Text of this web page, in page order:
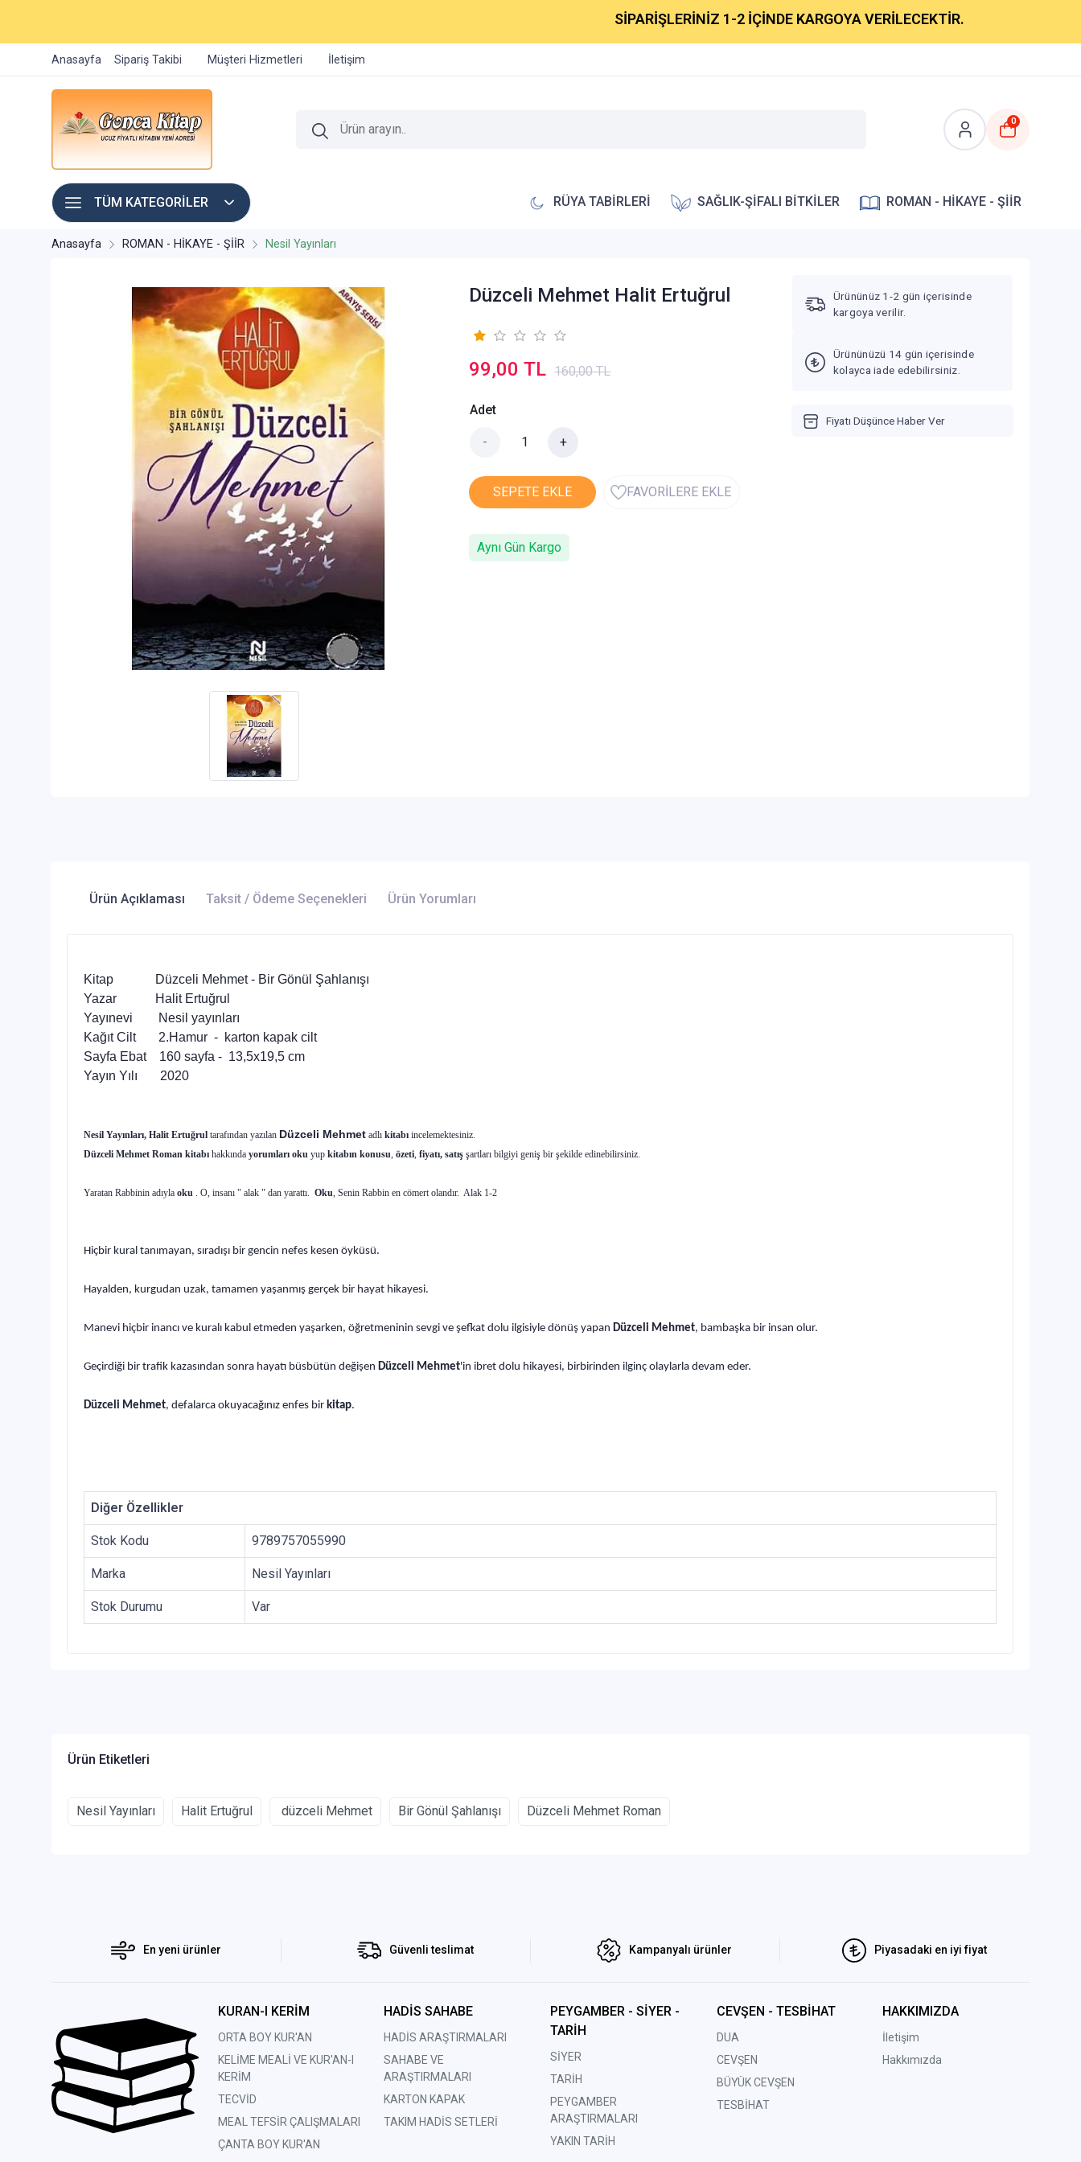
SİPARİŞLERİNİZ 1-2 İÇİNDE KARGOYA VERİLECEKTİR.
Anasayfa Sipariş Takibi Müşteri Hizmetleri İletişim
0
TÜM KATEGORİLER RÜYA TABİRLERİ SAĞLIK-ŞİFALI BİTKİLER ROMAN - HİKAYE - ŞİİR
Anasayfa ROMAN - HİKAYE - ŞİİR Nesil Yayınları
Düzceli Mehmet Halit Ertuğrul
99,00 TL 160,00 TL
Adet
- +
SEPETE EKLE FAVORİLERE EKLE
Aynı Gün Kargo
Ürününüz 1-2 gün içerisinde
kargoya verilir.
Ürününüzü 14 gün içerisinde
kolayca iade edebilirsiniz.
Fiyatı Düşünce Haber Ver
Ürün Açıklaması Taksit / Ödeme Seçenekleri Ürün Yorumları
Kitap Düzceli Mehmet - Bir Gönül Şahlanışı
Yazar Halit Ertuğrul
Yayınevi Nesil yayınları
Kağıt Cilt 2.Hamur - karton kapak cilt
Sayfa Ebat 160 sayfa - 13,5x19,5 cm
Yayın Yılı 2020
Nesil Yayınları, Halit Ertuğrul tarafından yazılan Düzceli Mehmet adlı kitabı incelemektesiniz.
Düzceli Mehmet Roman kitabı hakkında yorumları oku yup kitabın konusu, özeti, fiyatı, satış şartları bilgiyi geniş bir şekilde edinebilirsiniz.
Yaratan Rabbinin adıyla oku . O, insanı " alak " dan yarattı. Oku, Senin Rabbin en cömert olandır. Alak 1-2
Hiçbir kural tanımayan, sıradışı bir gencin nefes kesen öyküsü.
Hayalden, kurgudan uzak, tamamen yaşanmış gerçek bir hayat hikayesi.
Manevi hiçbir inancı ve kuralı kabul etmeden yaşarken, öğretmeninin sevgi ve şefkat dolu ilgisiyle dönüş yapan Düzceli Mehmet, bambaşka bir insan olur.
Geçirdiği bir trafik kazasından sonra hayatı büsbütün değişen Düzceli Mehmet'in ibret dolu hikayesi, birbirinden ilginç olaylarla devam eder.
Düzceli Mehmet, defalarca okuyacağınız enfes bir kitap.
Diğer Özellikler
Stok Kodu 9789757055990
Marka Nesil Yayınları
Stok Durumu Var
Ürün Etiketleri
Nesil Yayınları Halit Ertuğrul düzceli Mehmet Bir Gönül Şahlanışı Düzceli Mehmet Roman
En yeni ürünler Güvenli teslimat Kampanyalı ürünler Piyasadaki en iyi fiyat
KURAN-I KERİM
ORTA BOY KUR'AN
KELİME MEALİ VE KUR'AN-I
KERİM
TECVİD
MEAL TEFSİR ÇALIŞMALARI
ÇANTA BOY KUR'AN
HADİS SAHABE
HADİS ARAŞTIRMALARI
SAHABE VE
ARAŞTIRMALARI
KARTON KAPAK
TAKIM HADİS SETLERİ
PEYGAMBER - SİYER -
TARİH
SİYER
TARİH
PEYGAMBER
ARAŞTIRMALARI
YAKIN TARİH
CEVŞEN - TESBİHAT
DUA
CEVŞEN
BÜYÜK CEVŞEN
TESBİHAT
HAKKIMIZDA
İletişim
Hakkımızda